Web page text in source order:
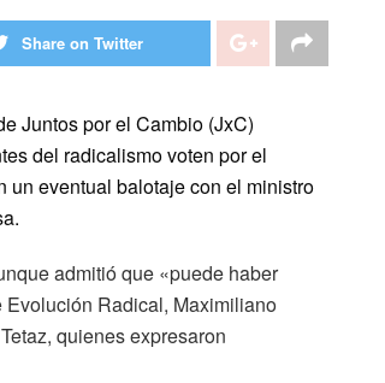
Share on Twitter
Juntos por el Cambio (JxC)
del radicalismo voten por el
un eventual balotaje con el ministro
admitió que «puede haber
Evolución Radical, Maximiliano
quienes expresaron